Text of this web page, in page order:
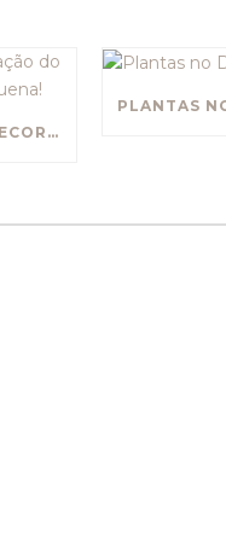
SAIBA COMO ACERTAR NA DECORAÇÃO DO QUARTO DO SEU PEQUENO OU PEQUENA!
PLANTAS